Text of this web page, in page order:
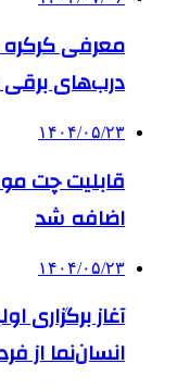
درب‌های برقی
۱۴۰۴/۰۵/۲۳
قابلیت چت
اضافه شد
۱۴۰۴/۰۵/۲۳
آغاز برگزاری
انسان‌نما از